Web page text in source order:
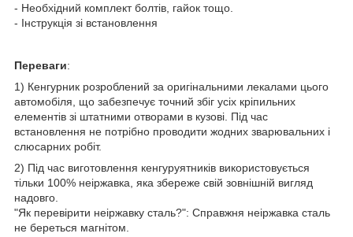
- Необхідний комплект болтів, гайок тощо.
- Інструкція зі встановлення
Переваги:
1) Кенгурник розроблений за оригінальними лекалами цього
автомобіля, що забезпечує точний збіг усіх кріпильних
елементів зі штатними отворами в кузові. Під час
встановлення не потрібно проводити жодних зварювальних і
слюсарних робіт.
2) Під час виготовлення кенгуруятників використовується
тільки 100% неіржавка, яка збереже свій зовнішній вигляд
надовго.
"Як перевірити неіржавку сталь?": Справжня неіржавка сталь
не береться магнітом.